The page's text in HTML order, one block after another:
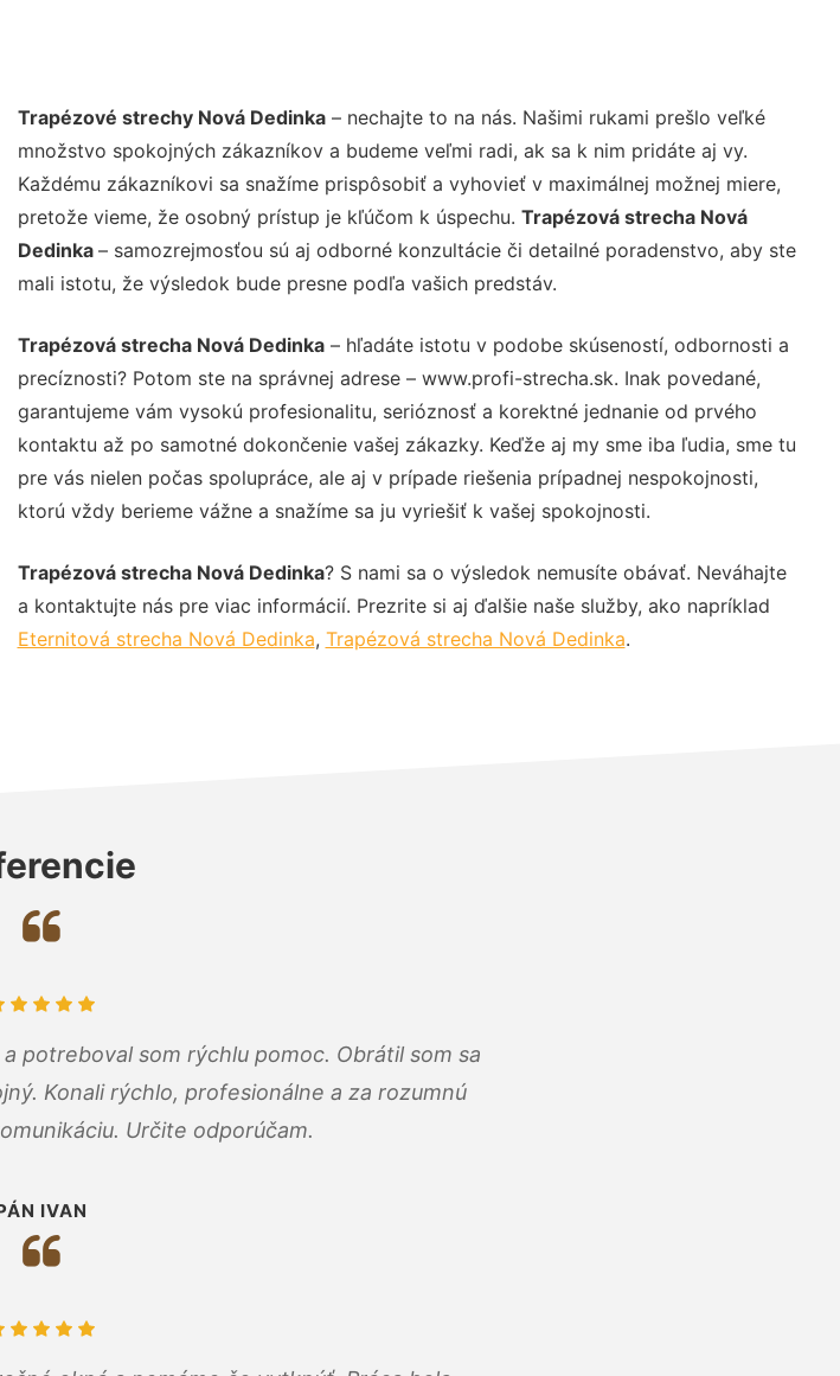
Trapézové strechy Nová Dedinka– nechajte to na nás. Našimi rukami prešlo veľké
množstvo spokojných zákazníkov a budeme veľmi radi, ak sa k nim pridáte aj vy.
Každému zákazníkovi sa snažíme prispôsobiť a vyhovieť v maximálnej možnej miere,
pretože vieme, že osobný prístup je kľúčom k úspechu. Trapézová strecha Nová
Dedinka – samozrejmosťou sú aj odborné konzultácie či detailné poradenstvo, aby ste
mali istotu, že výsledok bude presne podľa vašich predstáv.
Trapézová strecha Nová Dedinka– hľadáte istotu v podobe skúseností, odbornosti a
precíznosti? Potom ste na správnej adrese – www.profi-strecha.sk. Inak povedané,
garantujeme vám vysokú profesionalitu, serióznosť a korektné jednanie od prvého
kontaktu až po samotné dokončenie vašej zákazky. Keďže aj my sme iba ľudia, sme tu
pre vás nielen počas spolupráce, ale aj v prípade riešenia prípadnej nespokojnosti,
ktorú vždy berieme vážne a snažíme sa ju vyriešiť k vašej spokojnosti.
Trapézová strecha Nová Dedinka? S nami sa o výsledok nemusíte obávať. Neváhajte
a kontaktujte nás pre viac informácií. Prezrite si aj ďalšie naše služby, ako napríklad
Eternitová strecha Nová Dedinka, Trapézová strecha Nová Dedinka.
potreboval som rýchlu pomoc. Obrátil som sa
Konali rýchlo, profesionálne a za rozumnú
Určite odporúčam.
IVAN